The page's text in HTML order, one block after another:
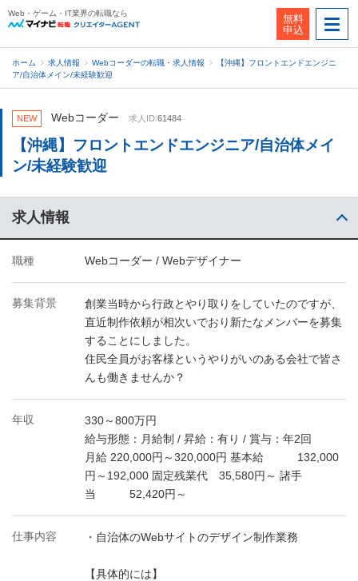
Web・ゲーム・IT業界の転職なら
無料
申込
ホーム 求人情報 Webコーダーの転職・求人情報
【沖縄】フロントエンドエンジニ
ア/自治体メイン/未経験歓迎
NEW Webコーダー 求人ID:61484
【沖縄】フロントエンドエンジニア/自治体メイ
ン/未経験歓迎
求人情報
職種 Webコーダー / Webデザイナー
募集背景
創業当時から行政とやり取りをしていたのですが、
直近制作依頼が相次いでおり新たなメンバーを募集
することにしました。
住民全員がお客様というやりがいのある会社で皆さ
んも働きませんか？
年収
330～800万円
給与形態：月給制 / 昇給：有り / 賞与：年2回
月給 220,000円～320,000円 基本給 132,000
円～192,000 固定残業代 35,580円～ 諸手
当 52,420円～
仕事内容 ・自治体のWebサイトのデザイン制作業務
【具体的には】